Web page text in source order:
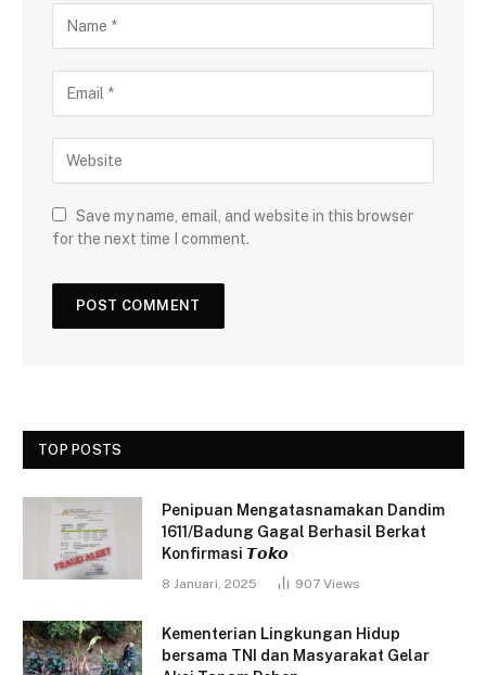
Save my name, email, and website in this browser
for the next time I comment.
TOP POSTS
Penipuan Mengatasnamakan Dandim
1611/Badung Gagal Berhasil Berkat
Konfirmasi 𝙏𝙤𝙠𝙤
8 Januari, 2025 907 Views
Kementerian Lingkungan Hidup
bersama TNI dan Masyarakat Gelar